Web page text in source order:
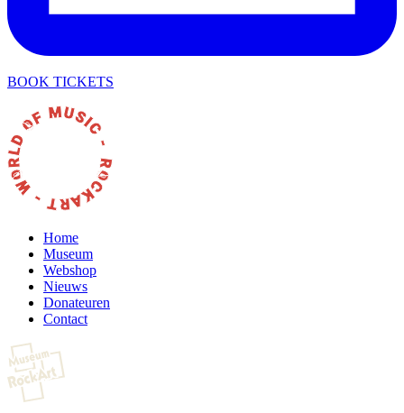
BOOK TICKETS
Home
Museum
Webshop
Nieuws
Donateuren
Contact